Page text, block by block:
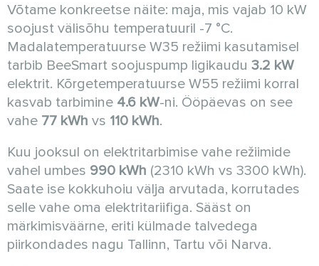
Võtame konkreetse näite: maja, mis vajab 10 kW
soojust välisõhu temperatuuril -7 °C.
Madalatemperatuurse W35 režiimi kasutamisel
tarbib BeeSmart soojuspump ligikaudu 3.2 kW
elektrit. Kõrgetemperatuurse W55 režiimi korral
kasvab tarbimine 4.6 kW-ni. Ööpäevas on see
vahe 77 kWh vs 110 kWh.
Kuu jooksul on elektritarbimise vahe režiimide
vahel umbes 990 kWh (2310 kWh vs 3300 kWh).
Saate ise kokkuhoiu välja arvutada, korrutades
selle vahe oma elektritariifiga. Sääst on
märkimisväärne, eriti külmade talvedega
piirkondades nagu Tallinn, Tartu või Narva.